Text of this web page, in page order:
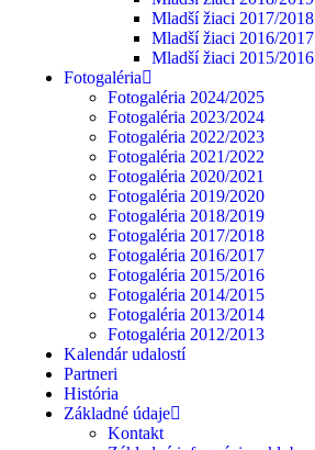
Mladší žiaci 2017/2018
Mladší žiaci 2016/2017
Mladší žiaci 2015/2016
Fotogaléria
Fotogaléria 2024/2025
Fotogaléria 2023/2024
Fotogaléria 2022/2023
Fotogaléria 2021/2022
Fotogaléria 2020/2021
Fotogaléria 2019/2020
Fotogaléria 2018/2019
Fotogaléria 2017/2018
Fotogaléria 2016/2017
Fotogaléria 2015/2016
Fotogaléria 2014/2015
Fotogaléria 2013/2014
Fotogaléria 2012/2013
Kalendár udalostí
Partneri
História
Základné údaje
Kontakt